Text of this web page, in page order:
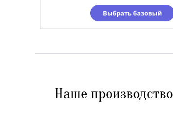
Выбрать базовый
Наше производство